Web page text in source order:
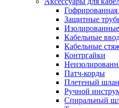
Гофрированная
Защитные
Кабельные
Кабельные
Контргайки
Патч-корды
Плетеный
Ручной
Спиральный